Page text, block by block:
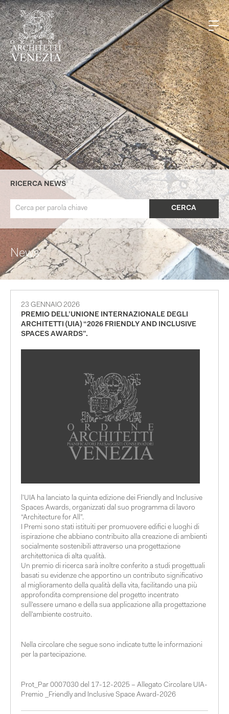
RICERCA NEWS
News
23 GENNAIO 2026
PREMIO DELL’UNIONE INTERNAZIONALE DEGLI
ARCHITETTI (UIA) “2026 FRIENDLY AND INCLUSIVE
SPACES AWARDS”.
l’UIA ha lanciato la quinta edizione dei Friendly and Inclusive
Spaces Awards, organizzati dal suo programma di lavoro
“Architecture for All”.
I Premi sono stati istituiti per promuovere edifici e luoghi di
ispirazione che abbiano contribuito alla creazione di ambienti
socialmente sostenibili attraverso una progettazione
architettonica di alta qualità.
Un premio di ricerca sarà inoltre conferito a studi progettuali
basati su evidenze che apportino un contributo significativo
al miglioramento della qualità della vita, facilitando una più
approfondita comprensione del progetto incentrato
sull’essere umano e della sua applicazione alla progettazione
dell’ambiente costruito.
Nella circolare che segue sono indicate tutte le informazioni
per la partecipazione.
Prot_Par 0007030 del 17-12-2025 – Allegato Circolare UIA-
Premio _Friendly and Inclusive Space Award-2026